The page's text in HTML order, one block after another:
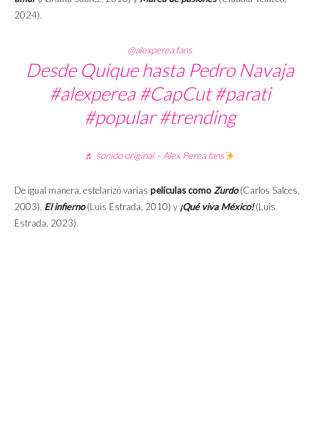
2024).
@alexperea.fans
Desde Quique hasta Pedro Navaja
#alexperea #CapCut #parati
#popular #trending
♬ sonido original – Alex Perea fans
De igual manera, estelarizó varias películas comoZurdo(Carlos Salces,
2003), El infierno (Luis Estrada, 2010) y ¡Qué viva México!(Luis
Estrada, 2023).